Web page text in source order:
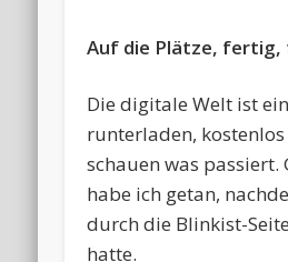
Auf die Plätze, fertig,
Die digitale Welt ist
runterladen,
schauen was passiert.
habe ich getan,
durch die Blinkist-
hatte.